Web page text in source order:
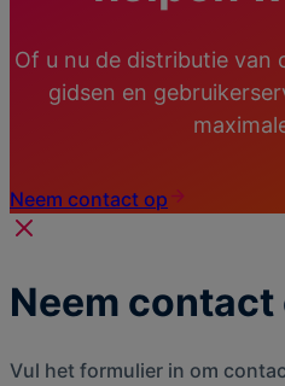
Of u nu de distributie
gidsen en
Neem contact op
Neem contact
Vul het formulier in om